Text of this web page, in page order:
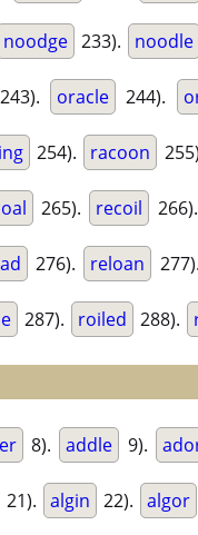
noodge 233). noodle
243). oracle 244).
254). racoon
265). recoil 266).
276). reloan 277).
287). roiled 288).
8). addle 9).
21). algin 22). algor